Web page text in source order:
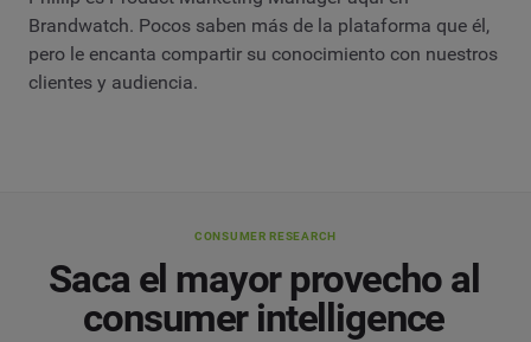
Brandwatch. Pocos saben más de la plataforma que él,
pero le encanta compartir su conocimiento con nuestros
clientes y audiencia.
CONSUMER RESEARCH
Saca el mayor provecho al
consumer intelligence